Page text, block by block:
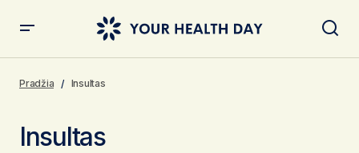
Pradžia Insultas
Insultas